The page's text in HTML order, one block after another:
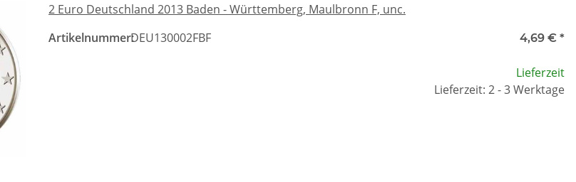
2 Euro Deutschland 2013 Baden - Württemberg, Maulbronn F, unc.
Artikelnummer:DEU130002FBF 4,69 € *
Lieferzeit
Lieferzeit: 2 - 3 Werktage